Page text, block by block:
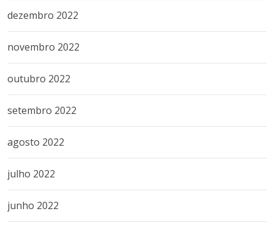
dezembro 2022
novembro 2022
outubro 2022
setembro 2022
agosto 2022
julho 2022
junho 2022